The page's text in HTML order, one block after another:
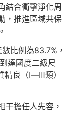
結合衝擊淨化周
，推進區域共保
比例為83.7%，
達國度二級尺
精良（Ⅰ—Ⅲ類）
干擔任人先容，